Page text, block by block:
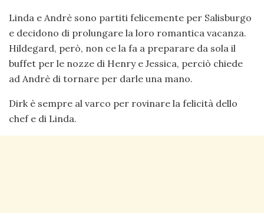
Linda e Andrè sono partiti felicemente per Salisburgo
e decidono di prolungare la loro romantica vacanza.
Hildegard, però, non ce la fa a preparare da sola il
buffet per le nozze di Henry e Jessica, perciò chiede
ad Andrè di tornare per darle una mano.
Dirk è sempre al varco per rovinare la felicità dello
chef e di Linda.